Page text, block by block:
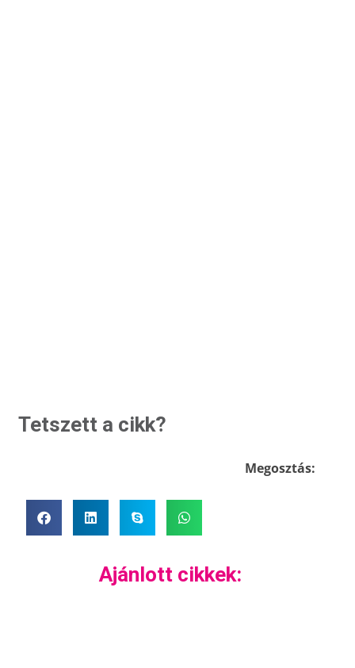
Tetszett a cikk?
Megosztás:
Ajánlott cikkek: